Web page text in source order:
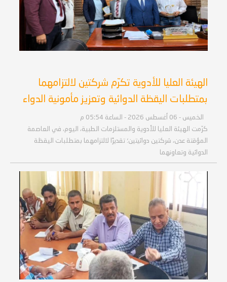
الهيئة العليا للأدوية تكرّم شركتين لالتزامهما
بمتطلبات اليقظة الدوائية وتعزيز مأمونية الدواء
الخميس - 06 أغسطس 2026 - الساعة 05:54 م
كرّمت الهيئة العليا للأدوية والمستلزمات الطبية، اليوم، في العاصمة
المؤقتة عدن، شركتين دوائيتين؛ تقديرًا لالتزامهما بمتطلبات اليقظة
الدوائية وتعاونهما